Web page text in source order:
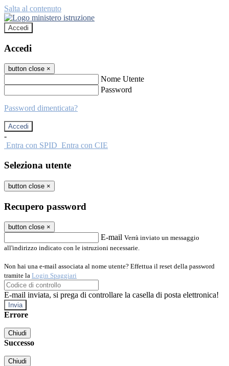
Salta al contenuto
Accedi
Accedi
button close ×
Nome Utente
Password
Password dimenticata?
-
Entra con SPID Entra con CIE
Seleziona utente
button close ×
Recupero password
button close ×
E-mail Verrà inviato un messaggio
all'indirizzo indicato con le istruzioni necessarie.
Non hai una e-mail associata al nome utente? Effettua il reset della password
tramite la Login Spaggiari
E-mail inviata, si prega di controllare la casella di posta elettronica!
Errore
Chiudi
Successo
Chiudi